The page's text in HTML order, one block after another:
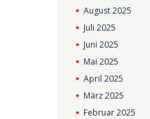
August2025
Juli2025
Juni2025
Mai2025
April2025
März2025
Februar2025